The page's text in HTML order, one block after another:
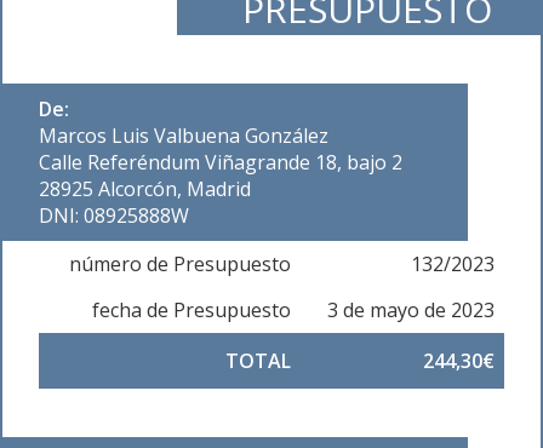
De:
Marcos Luis Valbuena González
Calle Referéndum Viñagrande 18, bajo 2
28925 Alcorcón, Madrid
DNI: 08925888W
número de Presupuesto
132/2023
fecha de Presupuesto
3 de mayo de 2023
TOTAL
244,30€